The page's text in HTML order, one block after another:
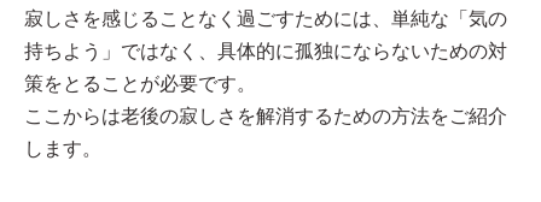
寂しさを感じることなく過ごすためには、単純な「気の
持ちよう」ではなく、具体的に孤独にならないための対
策をとることが必要です。
ここからは老後の寂しさを解消するための方法をご紹介
します。